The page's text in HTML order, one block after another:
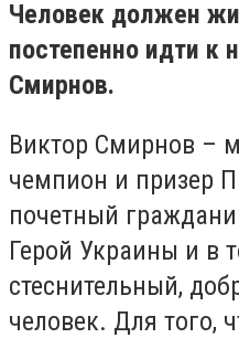
Человек должен
постепенно идти к
Смирнов.
Виктор Смирнов –
чемпион и призер
почетный
Герой Украины и в
стеснительный,
человек. Для того,